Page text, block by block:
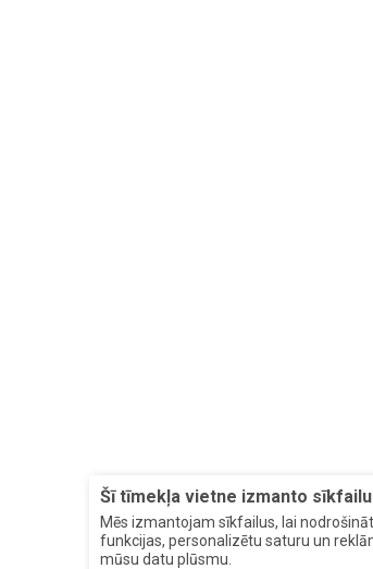
Šī tīmekļa vietne izmanto
Mēs izmantojam sīkfailus, lai
funkcijas, personalizētu saturu un
mūsu datu plūsmu.